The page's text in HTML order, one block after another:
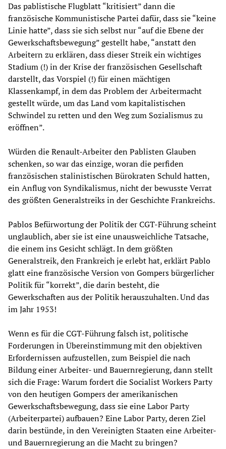
Das pablistische Flugblatt “kritisiert” dann die
französische Kommunistische Partei dafür, dass sie “keine
Linie hatte”, dass sie sich selbst nur “auf die Ebene der
Gewerkschaftsbewegung” gestellt habe, “anstatt den
Arbeitern zu erklären, dass dieser Streik ein wichtiges
Stadium (!) in der Krise der französischen Gesellschaft
darstellt, das Vorspiel (!) für einen mächtigen
Klassenkampf, in dem das Problem der Arbeitermacht
gestellt würde, um das Land vom kapitalistischen
Schwindel zu retten und den Weg zum Sozialismus zu
eröffnen”.
Würden die Renault-Arbeiter den Pablisten Glauben
schenken, so war das einzige, woran die perfiden
französischen stalinistischen Bürokraten Schuld hatten,
ein Anflug von Syndikalismus, nicht der bewusste Verrat
des größten Generalstreiks in der Geschichte Frankreichs.
Pablos Befürwortung der Politik der CGT-Führung scheint
unglaublich, aber sie ist eine unausweichliche Tatsache,
die einem ins Gesicht schlägt. In dem größten
Generalstreik, den Frankreich je erlebt hat, erklärt Pablo
glatt eine französische Version von Gompers bürgerlicher
Politik für “korrekt”, die darin besteht, die
Gewerkschaften aus der Politik herauszuhalten. Und das
im Jahr 1953!
Wenn es für die CGT-Führung falsch ist, politische
Forderungen in Übereinstimmung mit den objektiven
Erfordernissen aufzustellen, zum Beispiel die nach
Bildung einer Arbeiter- und Bauernregierung, dann stellt
sich die Frage: Warum fordert die Socialist Workers Party
von den heutigen Gompers der amerikanischen
Gewerkschaftsbewegung, dass sie eine Labor Party
(Arbeiterpartei) aufbauen? Eine Labor Party, deren Ziel
darin bestünde, in den Vereinigten Staaten eine Arbeiter-
und Bauernregierung an die Macht zu bringen?